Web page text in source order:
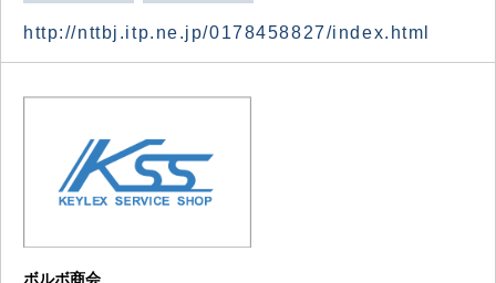
http://nttbj.itp.ne.jp/0178458827/index.html
ボルボ商会